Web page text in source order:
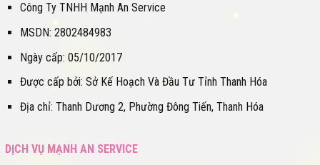
Công Ty TNHH Mạnh An Service
MSDN: 2802484983
Ngày cấp: 05/10/2017
Được cấp bởi: Sở Kế Hoạch Và Đầu Tư Tỉnh Thanh Hóa
Địa chỉ: Thanh Dương 2, Phường Đông Tiến, Thanh Hóa
DỊCH VỤ MẠNH AN SERVICE